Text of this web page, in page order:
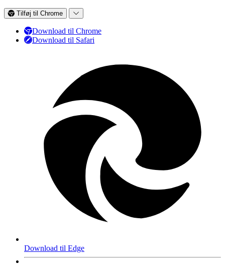
Tilføj til Chrome
Download til Chrome
Download til Safari
Download til Edge